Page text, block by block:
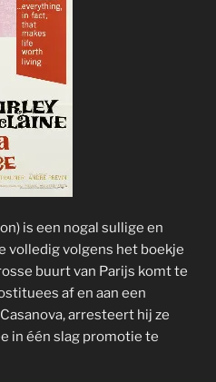
is een nogal sullige en
volledig volgens het boekje
buurt van Parijs komt te
af en aan een
arresteert hij ze
in één slag promotie te